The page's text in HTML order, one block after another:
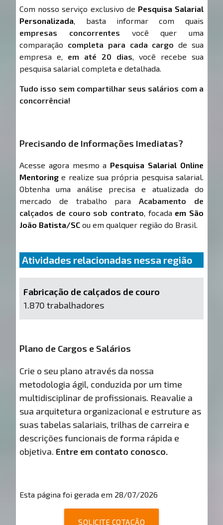
Com nosso serviço exclusivo de Pesquisa Salarial
Personalizada, basta informar com quais
empresas concorrentes você quer uma
comparação completa para cada cargo de sua
empresa e, em até 20 dias, você recebe sua
pesquisa salarial completa e detalhada.
Tudo isso sem compartilhar seus salários com a
concorrência!
Precisando de Informações Imediatas?
Acesse agora mesmo a Pesquisa Salarial Online
Mentoring e realize sua própria pesquisa salarial.
Obtenha uma análise precisa e atualizada do
mercado de trabalho paraAcabamento de
calçados de couro sob contrato, focada em São
João Batista/SC ou em qualquer região do Brasil.
Atividades relacionadas nessa região
Fabricação de calçados de couro
1.870 trabalhadores
Plano de Cargos e Salários
Crie o seu plano através da nossa
metodologia ágil, conduzida por um time
multidisciplinar de profissionais. Reavalie a
sua arquitetura organizacional e estruture as
suas tabelas salariais, trilhas de carreira e
descrições funcionais de forma rápida e
objetiva. Entre em contato conosco.
Esta página foi gerada em 28/07/2026
SOLICITE COTAÇÃO